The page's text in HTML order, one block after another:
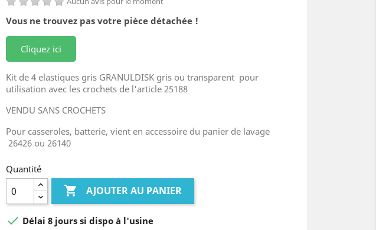
Vous ne trouvez pas votre pièce détachée !
Cliquez ici
Kit de 4 elastiques gris GRANULDISK gris ou transparent pour
utilisation avec les crochets de l'article 25188
VENDU SANS CROCHETS
Pour casseroles, batterie, vient en accessoire du panier de lavage
26426 ou 26140
Quantité
 AJOUTER AU PANIER
 Délai 8 jours si dispo à l'usine